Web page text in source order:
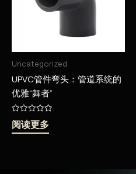
Uncategorized
UPVC管件弯头：管道系统的
优雅“舞者”
评
分
0
阅读更多